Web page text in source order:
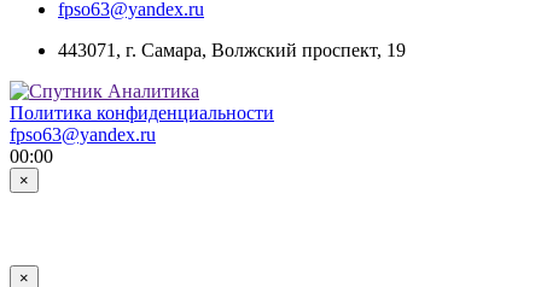
fpso63@yandex.ru
443071, г. Самара, Волжский проспект, 19
Политика конфиденциальности
fpso63@yandex.ru
00:00
×
×